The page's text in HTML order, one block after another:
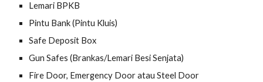
Lemari BPKB
Pintu Bank (Pintu Kluis)
Safe Deposit Box
Gun Safes (Brankas/Lemari Besi Senjata)
Fire Door, Emergency Door atau Steel Door